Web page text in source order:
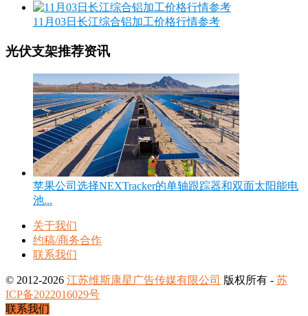
11月03日长江综合铝加工价格行情参考
光伏支架推荐资讯
苹果公司选择NEXTracker的单轴跟踪器和双面太阳能电
池...
关于我们
约稿/商务合作
联系我们
© 2012-2026 江苏维斯康星广告传媒有限公司 版权所有 - 苏
ICP备2022016029号
联系我们